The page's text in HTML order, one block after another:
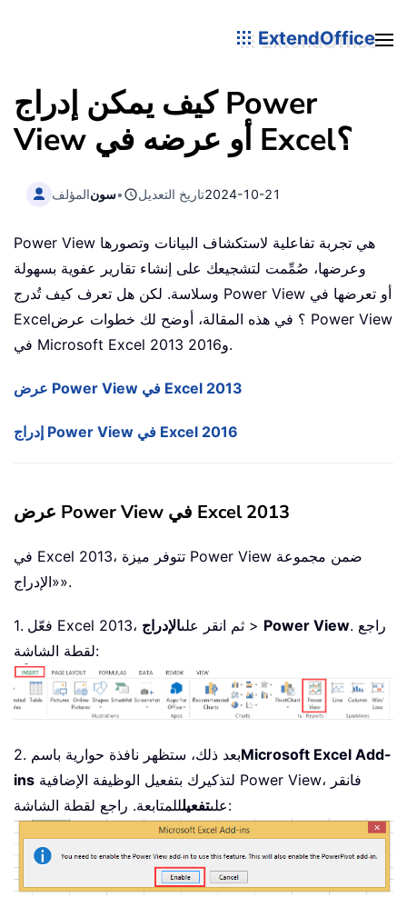
ExtendOffice
كيف يمكن إدراج Power
View أو عرضه في Excel؟
المؤلفسون• تاريخ التعديل2024-10-21
Power View هي تجربة تفاعلية لاستكشاف البيانات وتصورها
وعرضها، صُمِّمت لتشجيعك على إنشاء تقارير عفوية بسهولة
وسلاسة. لكن هل تعرف كيف تُدرج Power View أو تعرضها في
Excel؟ في هذه المقالة، أوضح لك خطوات عرض Power View
في Microsoft Excel 2013 و2016.
عرض Power View في Excel 2013
إدراج Power View في Excel 2016
عرض Power View في Excel 2013
في Excel 2013، تتوفر ميزة Power View ضمن مجموعة
«الإدراج».
1. فعّل Excel 2013، ثم انقر علىالإدراج > Power View. راجع
لقطة الشاشة:
2. بعد ذلك، ستظهر نافذة حوارية باسمMicrosoft Excel Add-
ins
علىتفعيل للمتابعة. راجع لقطة الشاشة: